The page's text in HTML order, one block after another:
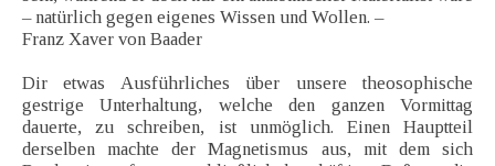
– natürlich gegen eigenes Wissen und Wollen. –
Franz Xaver von Baader
Dir etwas Ausführliches über unsere theosophische
gestrige Unterhaltung, welche den ganzen Vormittag
dauerte, zu schreiben, ist unmöglich. Einen Hauptteil
derselben machte der Magnetismus aus, mit dem sich